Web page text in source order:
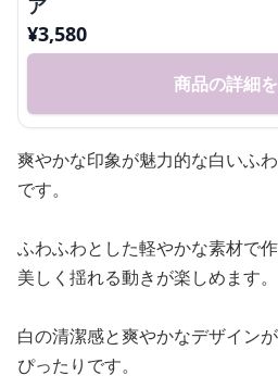
ア
¥3,580
商品の詳細
爽やかな印象が魅力的な白いふ
です。
ふわふわとした軽やかな素材で
美しく揺れる動きが楽しめます。
白の清潔感と爽やかなデザイン
ぴったりです。